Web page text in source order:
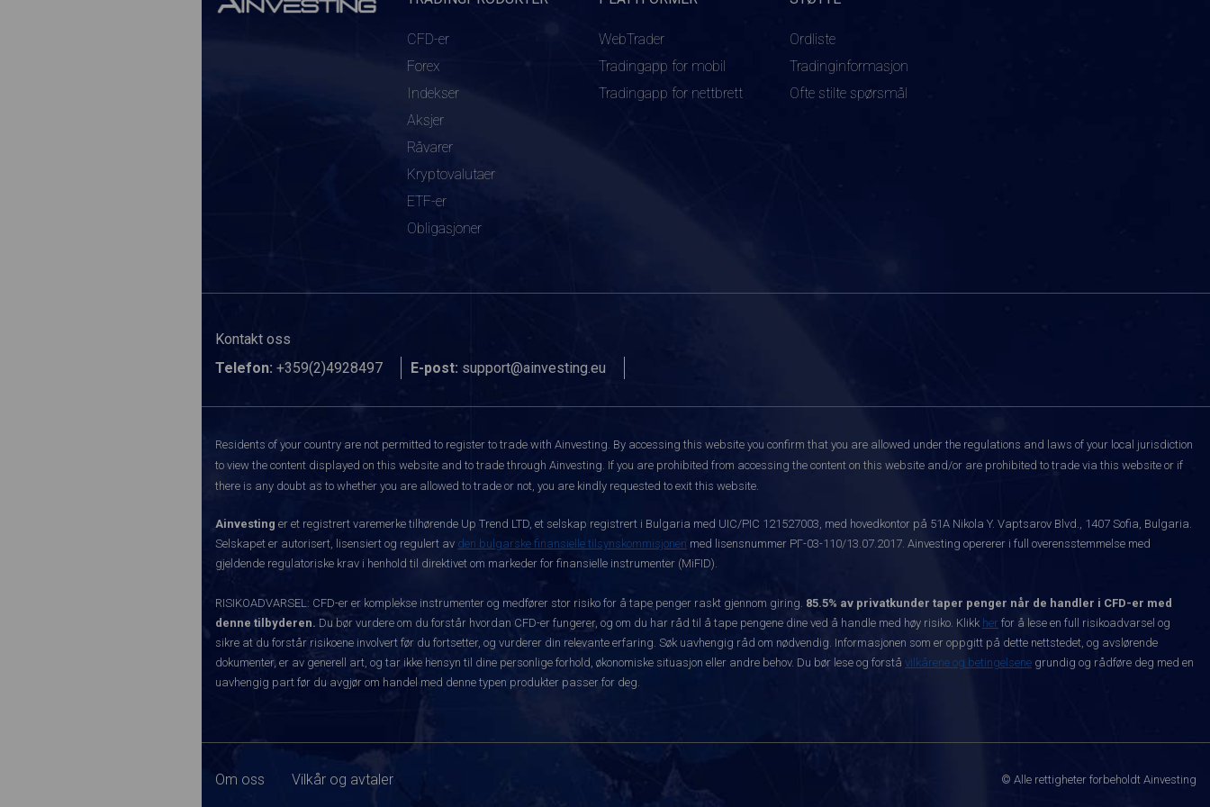
CFD-er
Forex
Indekser
Aksjer
Råvarer
Kryptovalutaer
ETF-er
Obligasjoner
WebTrader
Tradingapp for mobil
Tradingapp for nettbrett
Ordliste
Tradinginformasjon
Ofte stilte spørsmål
Kontakt oss
Telefon: +359(2)4928497 E-post: support@ainvesting.eu
Residents of your country are not permitted to register to trade with Ainvesting. By accessing this website you confirm that you are allowed under the regulations and laws of your local jurisdiction
to view the content displayed on this website and to trade through Ainvesting. If you are prohibited from accessing the content on this website and/or are prohibited to trade via this website or if
there is any doubt as to whether you are allowed to trade or not, you are kindly requested to exit this website.
Ainvesting er et registrert varemerke tilhørende Up Trend LTD, et selskap registrert i Bulgaria med UIC/PIC 121527003, med hovedkontor på 51A Nikola Y. Vaptsarov Blvd., 1407 Sofia, Bulgaria.
Selskapet er autorisert, lisensiert og regulert av den bulgarske finansielle tilsynskommisjonen med lisensnummer РГ-03-110/13.07.2017. Ainvesting opererer i full overensstemmelse med
gjeldende regulatoriske krav i henhold til direktivet om markeder for finansielle instrumenter (MiFID).
RISIKOADVARSEL: CFD-er er komplekse instrumenter og medfører stor risiko for å tape penger raskt gjennom giring. 85.5% av privatkunder taper penger når de handler i CFD-er med
denne tilbyderen. Du bør vurdere om du forstår hvordan CFD-er fungerer, og om du har råd til å tape pengene dine ved å handle med høy risiko. Klikk her for å lese en full risikoadvarsel og
sikre at du forstår risikoene involvert før du fortsetter, og vurderer din relevante erfaring. Søk uavhengig råd om nødvendig. Informasjonen som er oppgitt på dette nettstedet, og avslørende
dokumenter, er av generell art, og tar ikke hensyn til dine personlige forhold, økonomiske situasjon eller andre behov. Du bør lese og forstå vilkårene og betingelsene grundig og rådføre deg med en
uavhengig part før du avgjør om handel med denne typen produkter passer for deg.
Om oss Vilkår og avtaler © Alle rettigheter forbeholdt Ainvesting